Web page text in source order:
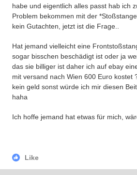
habe und eigentlich alles passt hab ich
Problem bekommen mit der
kein Gutachten, jetzt ist die Frage..
Hat jemand vielleicht eine
sogar bisschen beschädigt ist oder ja
das sie billiger ist daher ich auf ebay
mit versand nach Wien 600 Euro kostet
kein geld sonst würde ich mir diesen
haha
Ich hoffe jemand hat etwas für mich,
Like